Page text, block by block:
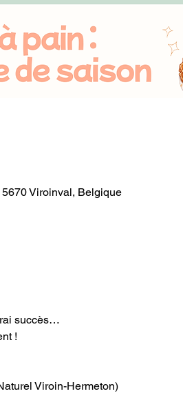
Viroinval, Belgique
succès…
!
Viroin-Hermeton)